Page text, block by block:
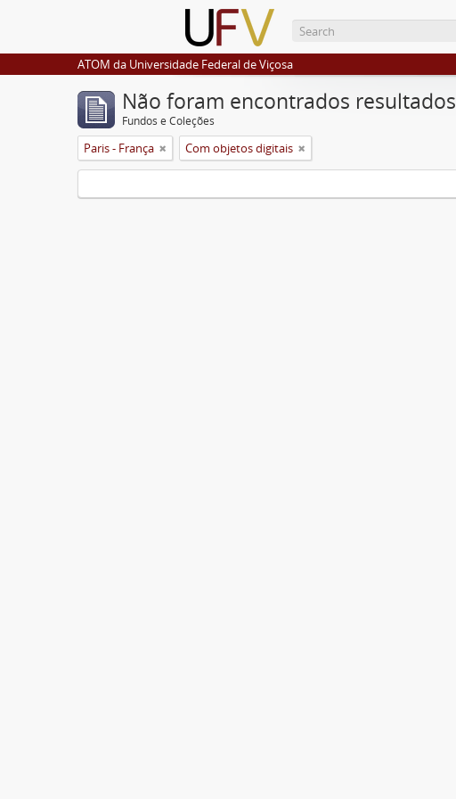
ATOM da Universidade Federal de Viçosa
Não foram encontrados resultados
Fundos e Coleções
Paris - França Com objetos digitais